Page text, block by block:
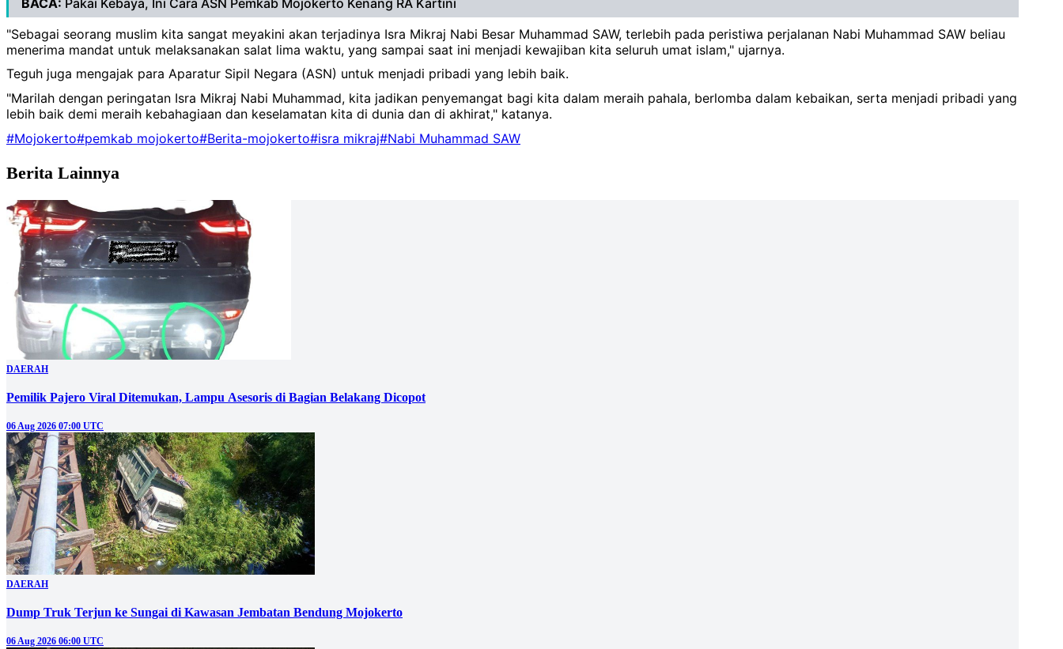
BACA: Pakai Kebaya, Ini Cara ASN Pemkab Mojokerto Kenang RA Kartini
"Sebagai seorang muslim kita sangat meyakini akan terjadinya Isra Mikraj Nabi Besar Muhammad SAW, terlebih pada peristiwa perjalanan Nabi Muhammad SAW beliau
menerima mandat untuk melaksanakan salat lima waktu, yang sampai saat ini menjadi kewajiban kita seluruh umat islam," ujarnya.
Teguh juga mengajak para Aparatur Sipil Negara (ASN) untuk menjadi pribadi yang lebih baik.
"Marilah dengan peringatan Isra Mikraj Nabi Muhammad, kita jadikan penyemangat bagi kita dalam meraih pahala, berlomba dalam kebaikan, serta menjadi pribadi yang
lebih baik demi meraih kebahagiaan dan keselamatan kita di dunia dan di akhirat," katanya.
#Mojokerto#pemkab mojokerto#Berita-mojokerto#isra mikraj#Nabi Muhammad SAW
Berita Lainnya
DAERAH
Pemilik Pajero Viral Ditemukan, Lampu Asesoris di Bagian Belakang Dicopot
06 Aug 2026 07:00 UTC
DAERAH
Dump Truk Terjun ke Sungai di Kawasan Jembatan Bendung Mojokerto
06 Aug 2026 06:00 UTC